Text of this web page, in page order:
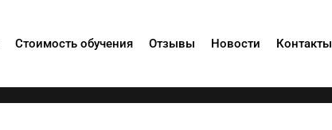
Стоимость обучения Отзывы Новости Контакты